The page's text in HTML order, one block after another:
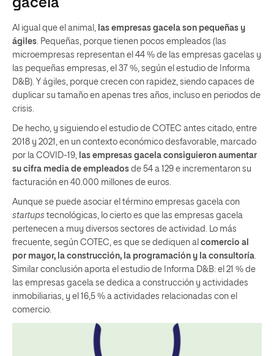
Al igual que el animal,
las empresas gacela son pequeñas y
ágiles . Pequeñas, porque tienen pocos empleados (las
microempresas representan el 44 % de las empresas gacelas y
las pequeñas empresas, el 37 %, según el estudio de Informa
D&B). Y ágiles, porque crecen con rapidez, siendo capaces de
duplicar su tamaño en apenas tres años, incluso en periodos de
crisis.
De hecho, y siguiendo el estudio de COTEC antes citado, entre
2018 y 2021, en un contexto económico desfavorable, marcado
por la COVID-19,
las empresas gacela consiguieron aumentar
su cifra media de empleados de 54 a 129 e incrementaron su
facturación en 40.000 millones de euros.
Aunque se puede asociar el término empresas gacela con
startups tecnológicas, lo cierto es que las empresas gacela
pertenecen a muy diversos sectores de actividad. Lo más
frecuente, según COTEC, es que se dediquen al comercio al
por mayor, la construcción, la programación y la consultoría
Similar conclusión aporta el estudio de Informa D&B: el 21 % de
las empresas gacela se dedica a construcción y actividades
inmobiliarias, y el 16,5 % a actividades relacionadas con el
comercio.